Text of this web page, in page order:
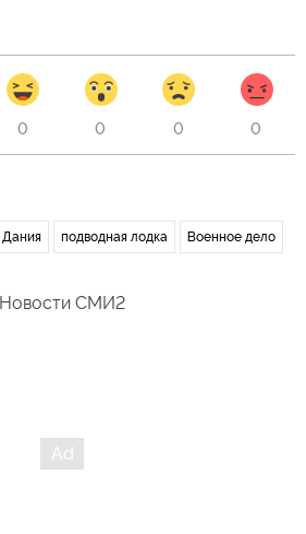
0 0 0 0
Дания подводная лодка Военное дело
Новости СМИ2